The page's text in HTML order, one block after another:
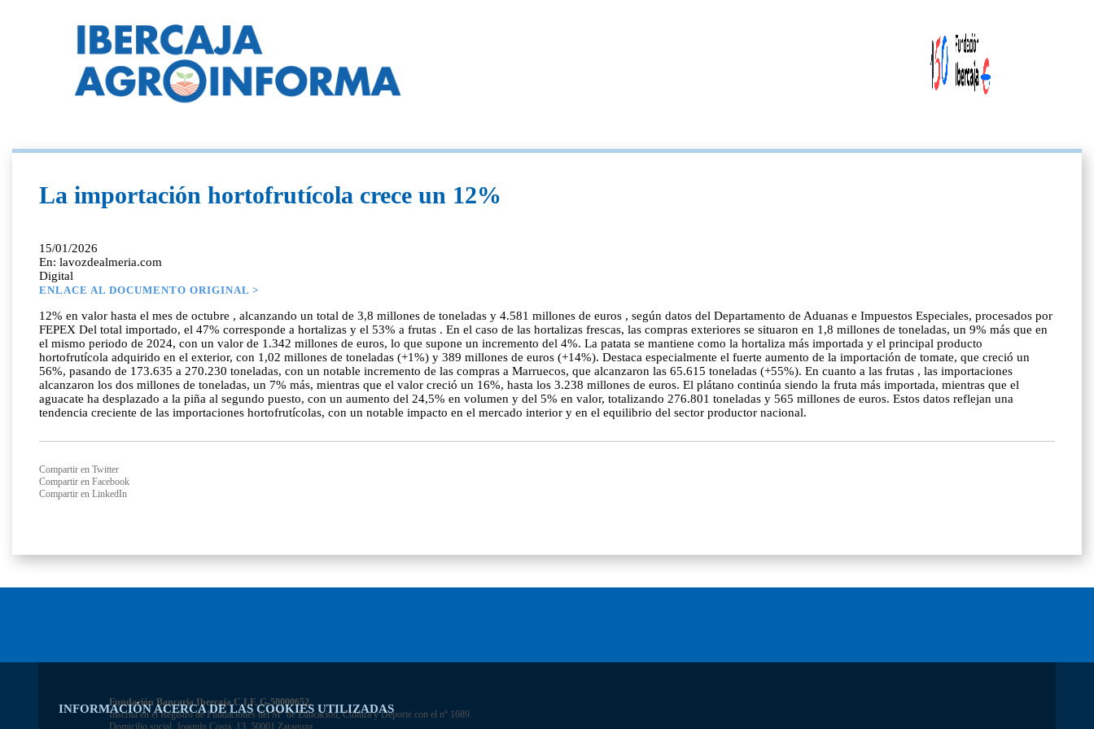
INFORMACIÓN ACERCA DE LAS COOKIES UTILIZADAS
La importación hortofrutícola crece un 12%
15/01/2026
En: lavozdealmeria.com
Digital
ENLACE AL DOCUMENTO ORIGINAL >
12% en valor hasta el mes de octubre , alcanzando un total de 3,8 millones de toneladas y 4.581 millones de euros , según datos del Departamento de Aduanas e Impuestos Especiales, procesados por
FEPEX Del total importado, el 47% corresponde a hortalizas y el 53% a frutas . En el caso de las hortalizas frescas, las compras exteriores se situaron en 1,8 millones de toneladas, un 9% más que en
el mismo periodo de 2024, con un valor de 1.342 millones de euros, lo que supone un incremento del 4%. La patata se mantiene como la hortaliza más importada y el principal producto
hortofrutícola adquirido en el exterior, con 1,02 millones de toneladas (+1%) y 389 millones de euros (+14%). Destaca especialmente el fuerte aumento de la importación de tomate, que creció un
56%, pasando de 173.635 a 270.230 toneladas, con un notable incremento de las compras a Marruecos, que alcanzaron las 65.615 toneladas (+55%). En cuanto a las frutas , las importaciones
alcanzaron los dos millones de toneladas, un 7% más, mientras que el valor creció un 16%, hasta los 3.238 millones de euros. El plátano continúa siendo la fruta más importada, mientras que el
aguacate ha desplazado a la piña al segundo puesto, con un aumento del 24,5% en volumen y del 5% en valor, totalizando 276.801 toneladas y 565 millones de euros. Estos datos reflejan una
tendencia creciente de las importaciones hortofrutícolas, con un notable impacto en el mercado interior y en el equilibrio del sector productor nacional.
Compartir en Twitter
Compartir en Facebook
Compartir en LinkedIn
Fundación Bancaria Ibercaja C.I.F. G-50000652.
Inscrita en el Registro de Fundaciones del Mº de Educación, Cultura y Deporte con el nº 1689.
Domicilio social: Joaquín Costa, 13. 50001 Zaragoza.